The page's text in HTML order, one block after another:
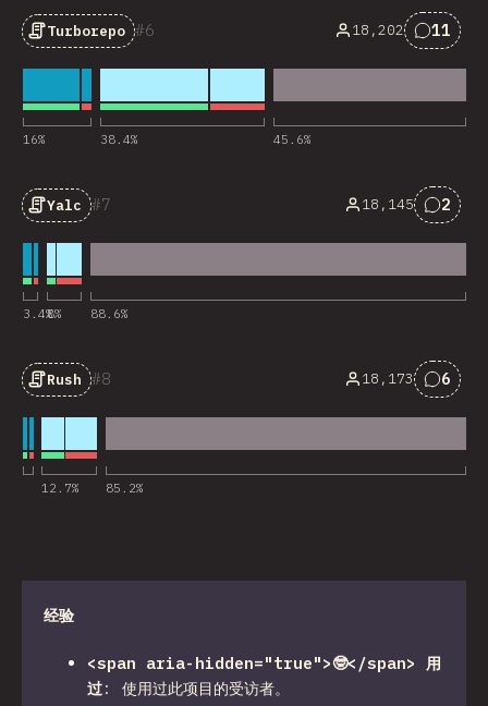
6
Turborepo
16% 38.4% 45.6%
18,202
对
11
7
Yalc
3.4%
8% 88.6%
18,145
对
2
8
Rush
12.7% 85.2%
18,173
对
6
经验
<span aria-hidden="true">🤓</span> 用
过: 使用过此项目的受访者。